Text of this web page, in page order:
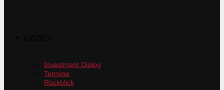
Investment Dialog
Termine
Rückblick